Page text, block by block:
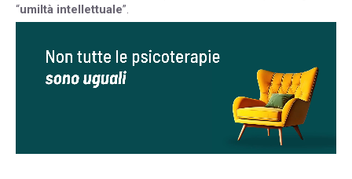
“umiltà intellettuale”.